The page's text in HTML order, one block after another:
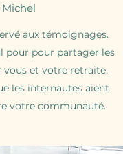
Michel
aux témoignages.
pour pour partager les
et votre retraite.
les internautes aient
votre communauté.